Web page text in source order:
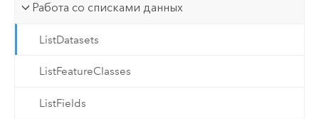
Работа со списками данных
ListDatasets
ListFeatureClasses
ListFields